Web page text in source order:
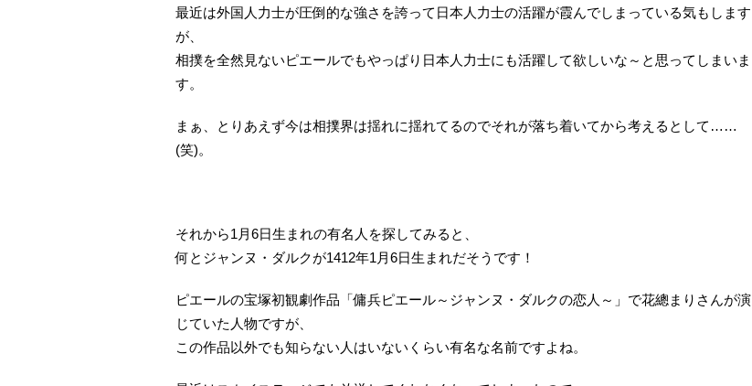
最近は外国人力士が圧倒的な強さを誇って日本人力士の活躍が霞んでしまっている気もします
が、
相撲を全然見ないピエールでもやっぱり日本人力士にも活躍して欲しいな～と思ってしまいま
す。
まぁ、とりあえず今は相撲界は揺れに揺れてるのでそれが落ち着いてから考えるとして……
(笑)。
それから1月6日生まれの有名人を探してみると、
何とジャンヌ・ダルクが1412年1月6日生まれだそうです！
ピエールの宝塚初観劇作品「傭兵ピエール～ジャンヌ・ダルクの恋人～」で花總まりさんが演
じていた人物ですが、
この作品以外でも知らない人はいないくらい有名な名前ですよね。